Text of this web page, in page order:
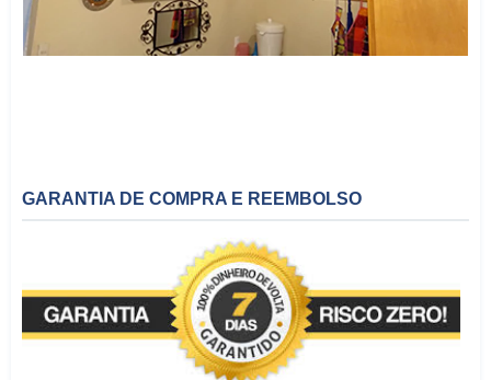
GARANTIA DE COMPRA E REEMBOLSO